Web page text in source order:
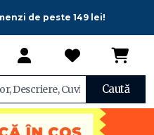
de peste 149 lei!
Caută